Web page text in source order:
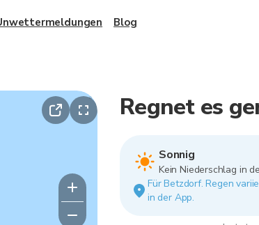
Regnet es
Sonnig
Kein Niederschlag in
Für Betzdorf. Regen
in der App.
Blog